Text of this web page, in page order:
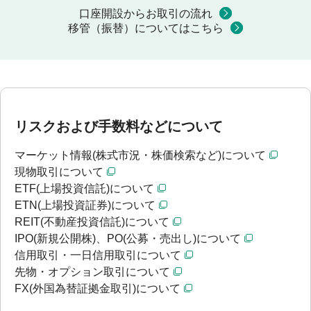
口座開設からお取引の流れ
移管（振替）についてはこちら
リスクおよび手数料などについて
マーケット情報(株式市況・株価検索など)について
現物取引について
ETF(上場投資信託)について
ETN(上場投資証券)について
REIT(不動産投資信託)について
IPO(新規公開株)、PO(公募・売出し)について
信用取引・一日信用取引について
先物・オプション取引について
FX(外国為替証拠金取引)について